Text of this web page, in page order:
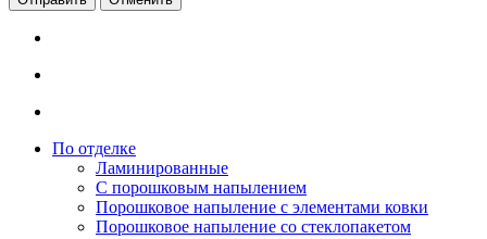
По отделке
Ламинированные
С порошковым напылением
Порошковое напыление с элементами ковки
Порошковое напыление со стеклопакетом